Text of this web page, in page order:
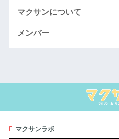
マクサンについて
メンバー
マクサンラボ